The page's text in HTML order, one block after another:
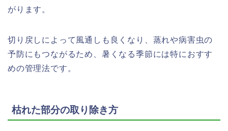
がります。
切り戻しによって風通しも良くなり、蒸れや病害虫の
予防にもつながるため、暑くなる季節には特におすす
めの管理法です。
枯れた部分の取り除き方